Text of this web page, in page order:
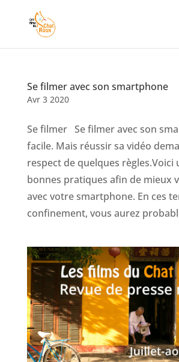
Se filmer avec son smartphone
Avr 3 2020
Se filmer Se filmer avec son
facile. Mais réussir sa vidéo
respect de quelques règles.Voici
bonnes pratiques afin de mieux
avec votre smartphone. En ces
confinement, vous aurez